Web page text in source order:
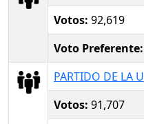
Votos: 92,619
Voto Preferente:
PARTIDO DE LA U
Votos: 91,707